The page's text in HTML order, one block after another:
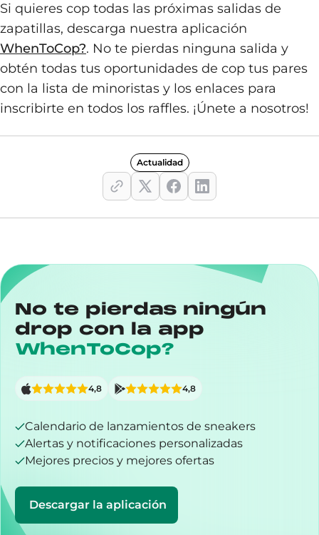
Si quieres cop todas las próximas salidas de
zapatillas, descarga nuestra aplicación
WhenToCop?. No te pierdas ninguna salida y
obtén todas tus oportunidades de cop tus pares
con la lista de minoristas y los enlaces para
inscribirte en todos los raffles. ¡Únete a nosotros!
Actualidad
No te pierdas ningún
drop con la app
WhenToCop?
Calendario de lanzamientos de sneakers
Alertas y notificaciones personalizadas
Mejores precios y mejores ofertas
Descargar la aplicación
4,8 4,8